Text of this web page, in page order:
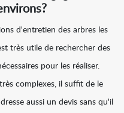
d'entretien des arbres les
très utile de rechercher des
pour les réaliser.
complexes, il suffit de le
aussi un devis sans qu'il